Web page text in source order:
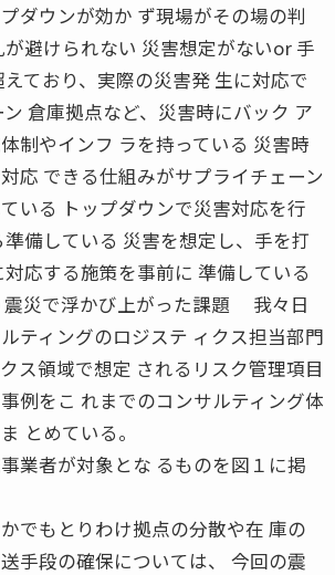
ダウンが効か ず現場がその場の判
避けられない 災害想定がないor 手
ており、実際の災害発 生に対応で
倉庫拠点など、災害時にバック ア
制やインフ ラを持っている 災害時
応 できる仕組みがサプライチェーン
いる トップダウンで災害対応を行
備している 災害を想定し、手を打
応する施策を事前に 準備している
災で浮かび上がった課題 我々日
ティングのロジステ ィクス担当部門
ス領域で想定 されるリスク管理項目
例をこ れまでのコンサルティング体
とめている。
業者が対象とな るものを図１に掲
でもとりわけ拠点の分散や在 庫の
手段の確保については、 今回の震